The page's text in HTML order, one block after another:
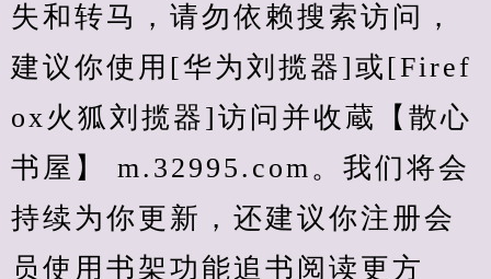
失和转马，请勿依赖搜索访问，
建议你使用[华为刘揽器]或[Firef
ox火狐刘揽器]访问并收蔵【散心
书屋】 m.32995.com。我们将会
持续为你更新，还建议你注册会
员使用书架功能追书阅读更方